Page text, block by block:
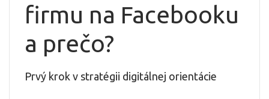
firmu na Facebooku
a prečo?
Prvý krok v stratégii digitálnej orientácie